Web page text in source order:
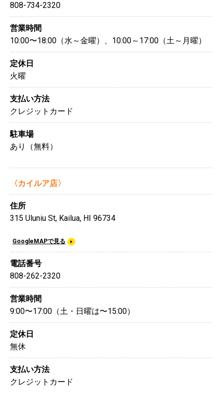
808-734-2320
営業時間
10:00〜18:00（水～金曜）、10:00～17:00（土～月曜）
定休日
火曜
支払い方法
クレジットカード
駐車場
あり（無料）
〈カイルア店〉
住所
315 Uluniu St, Kailua, HI 96734
GoogleMAPで見る
電話番号
808-262-2320
営業時間
9:00〜17:00（土・日曜は〜15:00）
定休日
無休
支払い方法
クレジットカード